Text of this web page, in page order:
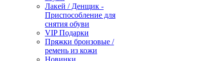
Лакей / Денщик -
Приспособление для
снятия обуви
VIP Подарки
Пряжки бронзовые /
ремень из кожи
Новинки